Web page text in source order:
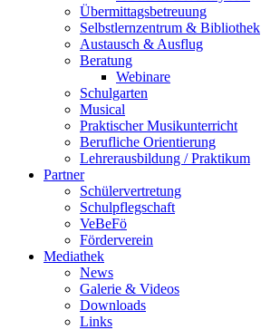
Übermittagsbetreuung
Selbstlernzentrum & Bibliothek
Austausch & Ausflug
Beratung
Webinare
Schulgarten
Musical
Praktischer Musikunterricht
Berufliche Orientierung
Lehrerausbildung / Praktikum
Partner
Schülervertretung
Schulpflegschaft
VeBeFö
Förderverein
Mediathek
News
Galerie & Videos
Downloads
Links